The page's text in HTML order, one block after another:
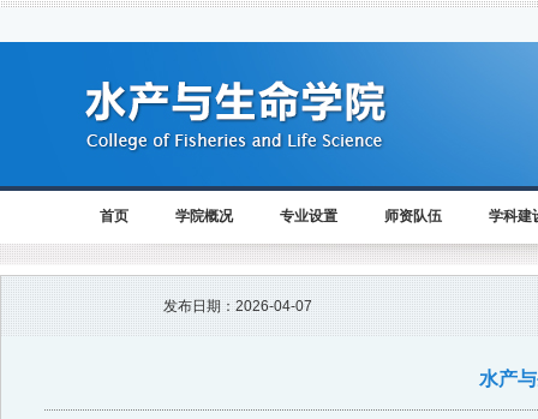
首页 学院概况 专业设置 师资队伍 学科建
发布日期：2026-04-07
水产